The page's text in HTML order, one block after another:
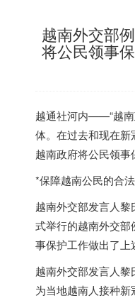
越南外交部
将公民领事
越通社河内——“越
体。在过去和现在新
越南政府将公民领事
*保障越南公民的合
越南外交部发言人
式举行的越南外交
事保护工作做出了上
越南外交部发言人
为当地越南人接种